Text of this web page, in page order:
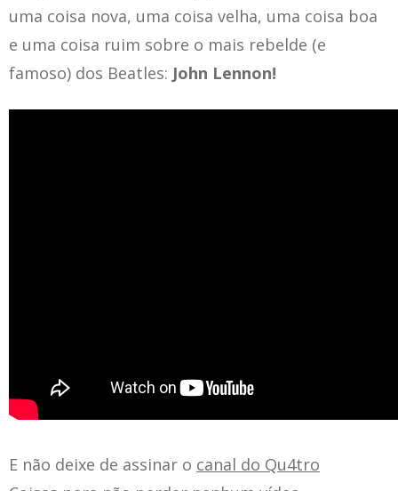
uma coisa nova, uma coisa velha, uma coisa boa
e uma coisa ruim sobre o mais rebelde (e
famoso) dos Beatles: John Lennon!
E não deixe de assinar o canal do Qu4tro